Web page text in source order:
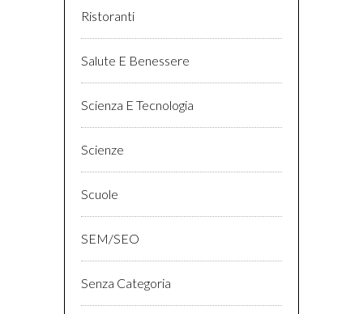
Ristoranti
Salute E Benessere
Scienza E Tecnologia
Scienze
Scuole
SEM/SEO
Senza Categoria